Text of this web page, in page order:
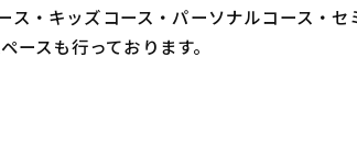
・キッズコース・パーソナルコース・
ースも行っております。